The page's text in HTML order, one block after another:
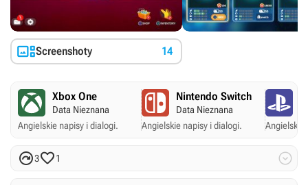
Screenshoty 14
Xbox One
Data Nieznana
Angielskie napisy i dialogi.
Nintendo Switch
Data Nieznana
Angielskie napisy i dialogi.
Angielskie
31 